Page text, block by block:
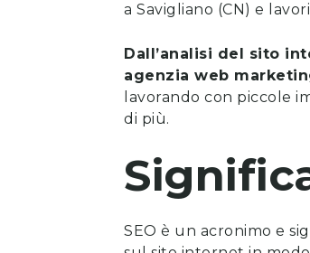
a Savigliano (CN) e
Dall’analisi del sito
agenzia web
lavorando con piccole
di più.
SEO è un acronimo e